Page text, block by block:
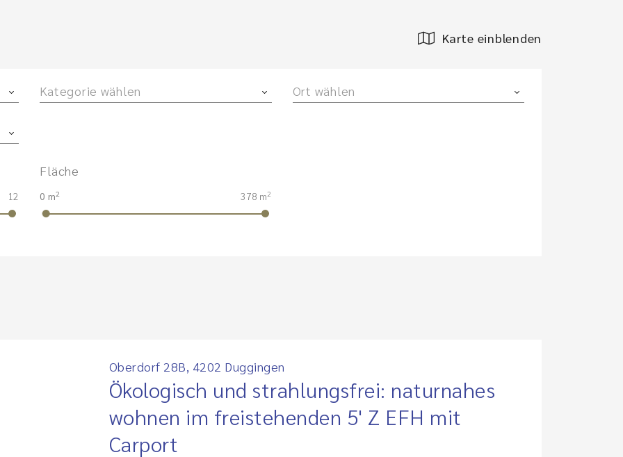
Karte einblenden
Kategorie wählen Ort wählen
12
Fläche
0 m2 378 m2
Oberdorf 28B, 4202 Duggingen
Ökologisch und strahlungsfrei: naturnahes
wohnen im freistehenden 5' Z EFH mit
Carport